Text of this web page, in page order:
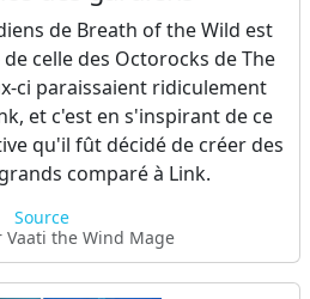
par son physique, ainsi
trouvant au mont Satori, sont
hommages à Iwata.
Vaati the Wind Mage
de Breath of the Wild est
celle des Octorocks de The
ci paraissaient ridiculement
et c'est en s'inspirant de ce
qu'il fût décidé de créer des
comparé à Link.
Source
Vaati the Wind Mage